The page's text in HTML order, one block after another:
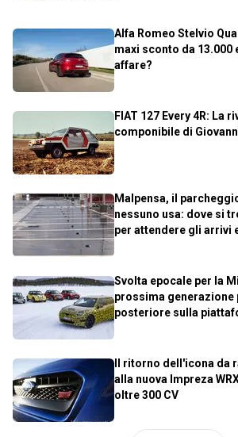
Alfa Romeo Stelvio
maxi sconto da 13.000
affare?
FIAT 127 Every 4R: La
componibile di
Malpensa, il
nessuno usa: dove si
per attendere gli arrivi
Svolta epocale per la
prossima generazione
posteriore sulla
Il ritorno dell'icona da
alla nuova Impreza
oltre 300 CV